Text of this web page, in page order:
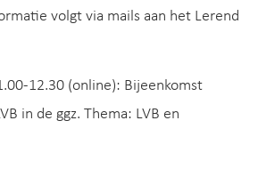
volgt via mails aan het Lerend
12.30 (online): Bijeenkomst
in de ggz. Thema: LVB en